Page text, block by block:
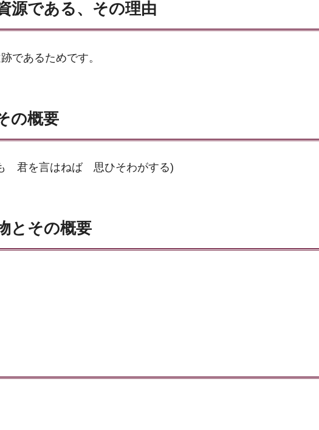
源である、その理由
であるためです。
の概要
君を言はねば 思ひそわがする)
とその概要